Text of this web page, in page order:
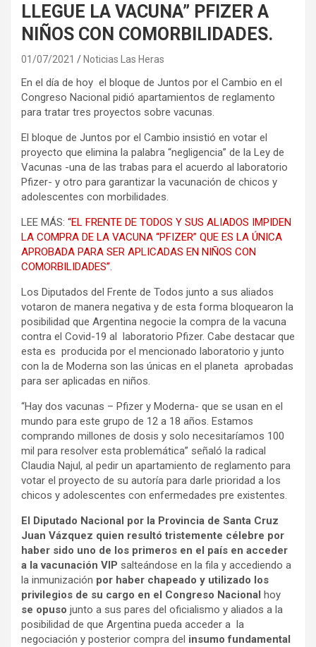
LLEGUE LA VACUNA” PFIZER A
NIÑOS CON COMORBILIDADES.
01/07/2021 Noticias Las Heras
En el día de hoy el bloque de Juntos por el Cambio en el
Congreso Nacional pidió apartamientos de reglamento
para tratar tres proyectos sobre vacunas.
El bloque de Juntos por el Cambio insistió en votar el
proyecto que elimina la palabra “negligencia” de la Ley de
Vacunas -una de las trabas para el acuerdo al laboratorio
Pfizer- y otro para garantizar la vacunación de chicos y
adolescentes con morbilidades.
LEE MÁS: “EL FRENTE DE TODOS Y SUS ALIADOS IMPIDEN
LA COMPRA DE LA VACUNA “PFIZER” QUE ES LA ÚNICA
APROBADA PARA SER APLICADAS EN NIÑOS CON
COMORBILIDADES”.
Los Diputados del Frente de Todos junto a sus aliados
votaron de manera negativa y de esta forma bloquearon la
posibilidad que Argentina negocie la compra de la vacuna
contra el Covid-19 al laboratorio Pfizer. Cabe destacar que
esta es producida por el mencionado laboratorio y junto
con la de Moderna son las únicas en el planeta aprobadas
para ser aplicadas en niños.
“Hay dos vacunas – Pfizer y Moderna- que se usan en el
mundo para este grupo de 12 a 18 años. Estamos
comprando millones de dosis y solo necesitaríamos 100
mil para resolver esta problemática” señaló la radical
Claudia Najul, al pedir un apartamiento de reglamento para
votar el proyecto de su autoría para darle prioridad a los
chicos y adolescentes con enfermedades pre existentes.
El Diputado Nacional por la Provincia de Santa Cruz
Juan Vázquez quien resultó tristemente célebre por
haber sido uno de los primeros en el país en acceder
a la vacunación VIP salteándose en la fila y accediendo a
la inmunización por haber chapeado y utilizado los
privilegios de su cargo en el Congreso Nacional hoy
se opuso junto a sus pares del oficialismo y aliados a la
posibilidad de que Argentina pueda acceder a la
negociación y posterior compra del insumo fundamental